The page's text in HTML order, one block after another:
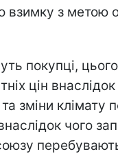
взимку з метою
покупці,
цін внаслідок
зміни клімату
чого